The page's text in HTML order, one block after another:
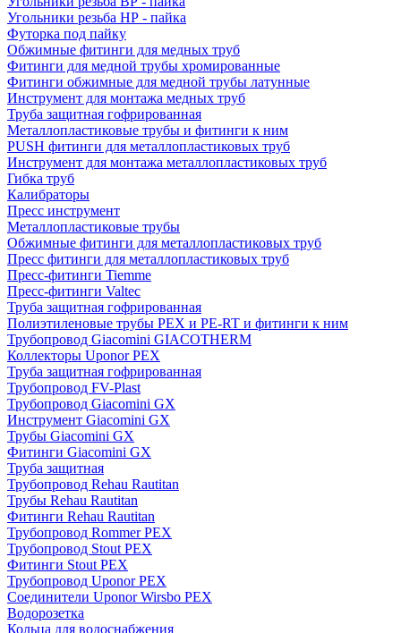
Угольники резьба НР - пайка
Футорка под пайку
Обжимные фитинги для медных труб
Фитинги для медной трубы хромированные
Фитинги обжимные для медной трубы латунные
Инструмент для монтажа медных труб
Труба защитная гофрированная
Металлопластиковые трубы и фитинги к ним
PUSH фитинги для металлопластиковых труб
Инструмент для монтажа металлопластиковых труб
Гибка труб
Калибраторы
Пресс инструмент
Металлопластиковые трубы
Обжимные фитинги для металлопластиковых труб
Пресс фитинги для металлопластиковых труб
Пресс-фитинги Tiemme
Пресс-фитинги Valtec
Труба защитная гофрированная
Полиэтиленовые трубы PEX и PE-RT и фитинги к ним
Трубопровод Giacomini GIACOTHERM
Коллекторы Uponor PEX
Труба защитная гофрированная
Трубопровод FV-Plast
Трубопровод Giacomini GX
Инструмент Giacomini GX
Трубы Giacomini GX
Фитинги Giacomini GX
Труба защитная
Трубопровод Rehau Rautitan
Трубы Rehau Rautitan
Фитинги Rehau Rautitan
Трубопровод Rommer PEX
Трубопровод Stout PEX
Фитинги Stout PEX
Трубопровод Uponor PEX
Соединители Uponor Wirsbo PEX
Водорозетка
Кольца для водоснабжения